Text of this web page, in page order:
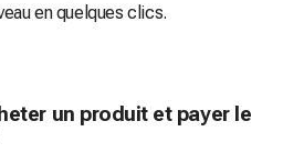
en quelques clics.
un produit et payer le